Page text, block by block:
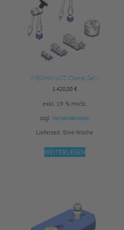
MECHANICS Clamp Set I
1.420,00 €
exkl. 19 % MwSt.
zzgl. Versandkosten
Lieferzeit: Eine Woche
WEITERLESEN